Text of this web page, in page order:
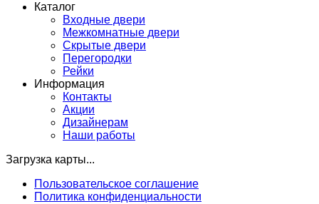
Каталог
Входные двери
Межкомнатные двери
Скрытые двери
Перегородки
Рейки
Информация
Контакты
Акции
Дизайнерам
Наши работы
Загрузка карты...
Пользовательское соглашение
Политика конфиденциальности